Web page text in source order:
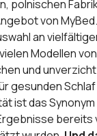
polnischen
von
an
Modellen
und
gesunden Schlaf
ist das
bereits